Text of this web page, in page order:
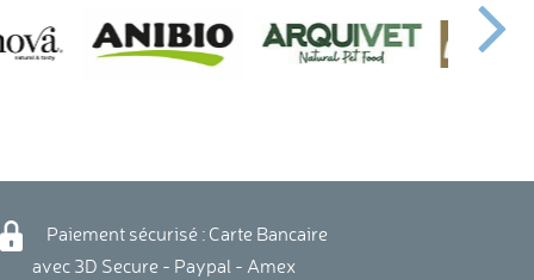
Paiement sécurisé : Carte Bancaire
3D Secure - Paypal - Amex